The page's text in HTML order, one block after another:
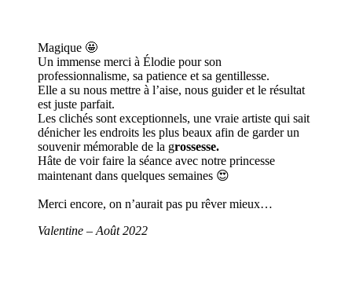
Magique 🤩
Un immense merci à Élodie pour son
professionnalisme, sa patience et sa gentillesse.
Elle a su nous mettre à l’aise, nous guider et le résultat
est juste parfait.
Les clichés sont exceptionnels, une vraie artiste qui sait
dénicher les endroits les plus beaux afin de garder un
souvenir mémorable de la grossesse.
Hâte de voir faire la séance avec notre princesse
maintenant dans quelques semaines 😍
Merci encore, on n’aurait pas pu rêver mieux…
Valentine – Août 2022